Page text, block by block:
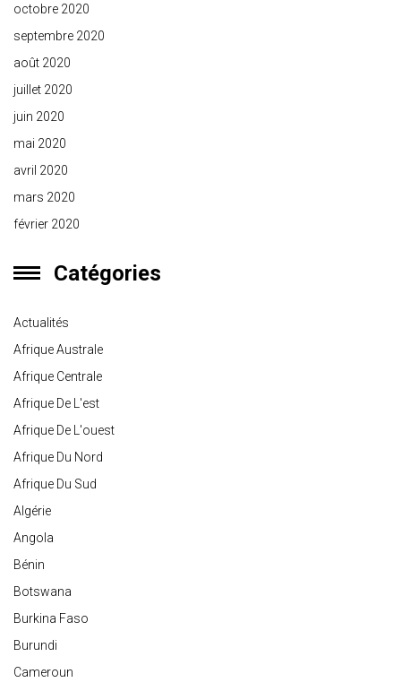
octobre 2020
septembre 2020
août 2020
juillet 2020
juin 2020
mai 2020
avril 2020
mars 2020
février 2020
Catégories
Actualités
Afrique Australe
Afrique Centrale
Afrique De L'est
Afrique De L'ouest
Afrique Du Nord
Afrique Du Sud
Algérie
Angola
Bénin
Botswana
Burkina Faso
Burundi
Cameroun